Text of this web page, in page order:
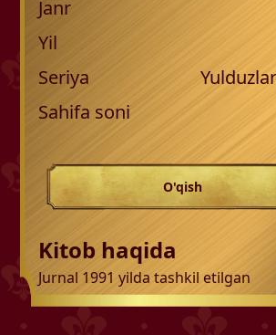
Janr
Yil
Seriya
Sahifa soni
O'qish
Kitob haqida
Jurnal 1991 yilda tashkil etilgan